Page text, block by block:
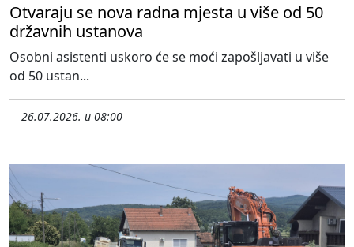
Otvaraju se nova radna mjesta u više od 50
državnih ustanova
Osobni asistenti uskoro će se moći zapošljavati u više
od 50 ustan...
26.07.2026. u 08:00